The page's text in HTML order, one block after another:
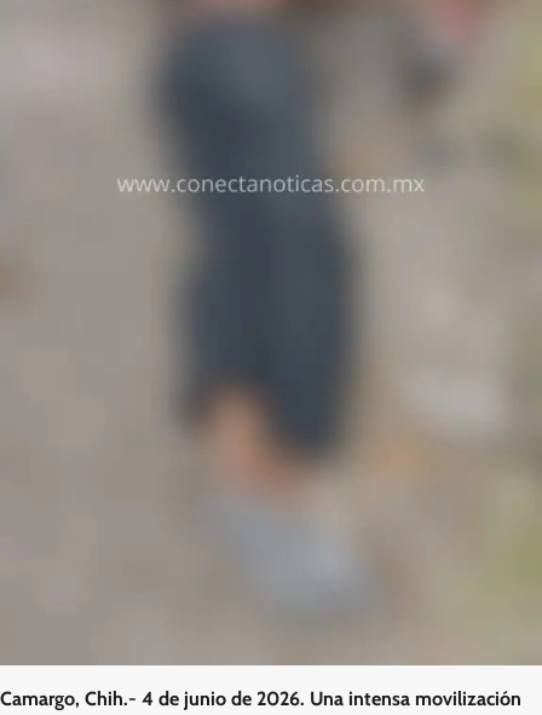
Camargo, Chih.- 4 de junio de 2026. Una intensa movilización